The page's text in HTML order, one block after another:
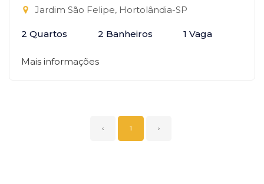
Jardim São Felipe, Hortolândia-SP
2 Quartos 2 Banheiros 1 Vaga
Mais informações
‹ 1 ›